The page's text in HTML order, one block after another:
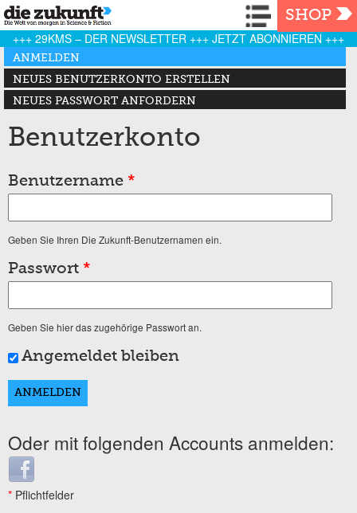
Navigation
SHOP
+++ 29KMS – DER NEWSLETTER +++ JETZT ABONNIEREN +++
Haupt-Reiter
ANMELDEN
(AKTIVER REITER)
NEUES BENUTZERKONTO ERSTELLEN
NEUES PASSWORT ANFORDERN
Benutzerkonto
Benutzername *
Geben Sie Ihren Die Zukunft-Benutzernamen ein.
Passwort *
Geben Sie hier das zugehörige Passwort an.
Angemeldet bleiben
Oder mit folgenden Accounts anmelden:
Login with Facebook
* Pflichtfelder